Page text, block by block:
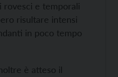
rovesci e temporali
risultare intensi
in poco tempo
è atteso il